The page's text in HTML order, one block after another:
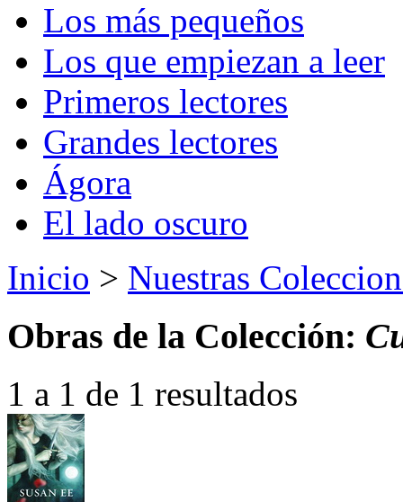
Los más pequeños
Los que empiezan a leer
Primeros lectores
Grandes lectores
Ágora
El lado oscuro
Inicio > Nuestras
Obras de la Colección:
1 a 1 de 1 resultados